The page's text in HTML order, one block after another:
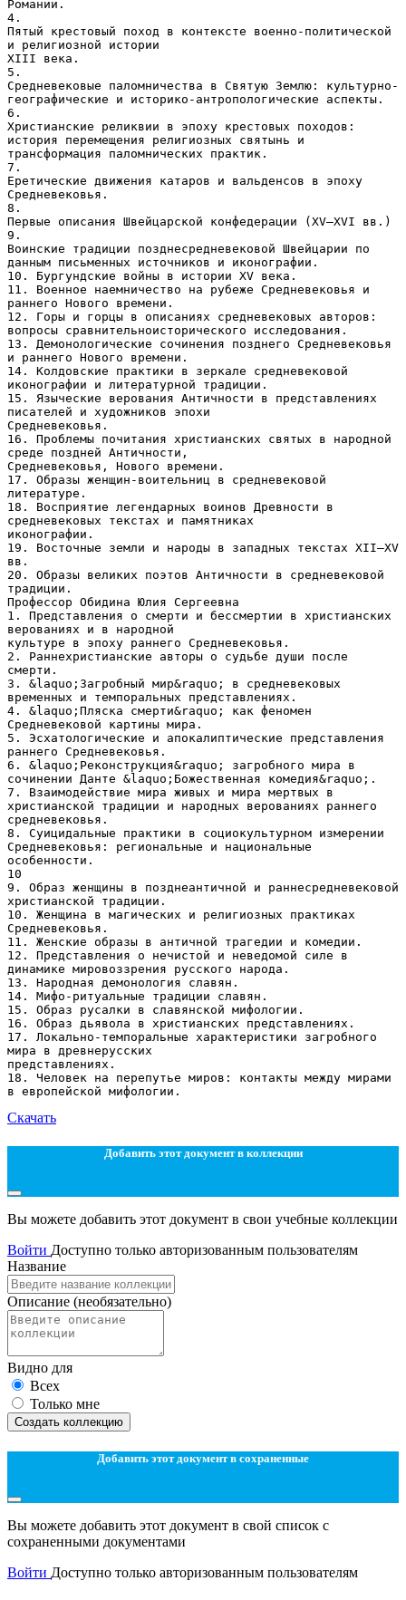
Скачать
Добавить этот документ в коллекции
Вы можете добавить этот документ в свои учебные коллекции
Войти Доступно только авторизованным пользователям
Название
Описание (необязательно)
Видно для
Всех
Только мне
Создать коллекцию
Добавить этот документ в сохраненные
Вы можете добавить этот документ в свой список с
сохраненными документами
Войти Доступно только авторизованным пользователям